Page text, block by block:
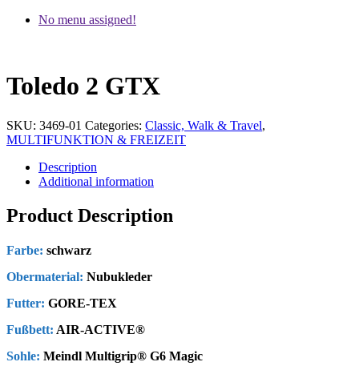
No menu assigned!
Toledo 2 GTX
SKU: 3469-01 Categories: Classic, Walk & Travel,
MULTIFUNKTION & FREIZEIT
Description
Additional information
Product Description
Farbe: schwarz
Obermaterial: Nubukleder
Futter: GORE-TEX
Fußbett: AIR-ACTIVE®
Sohle: Meindl Multigrip® G6 Magic